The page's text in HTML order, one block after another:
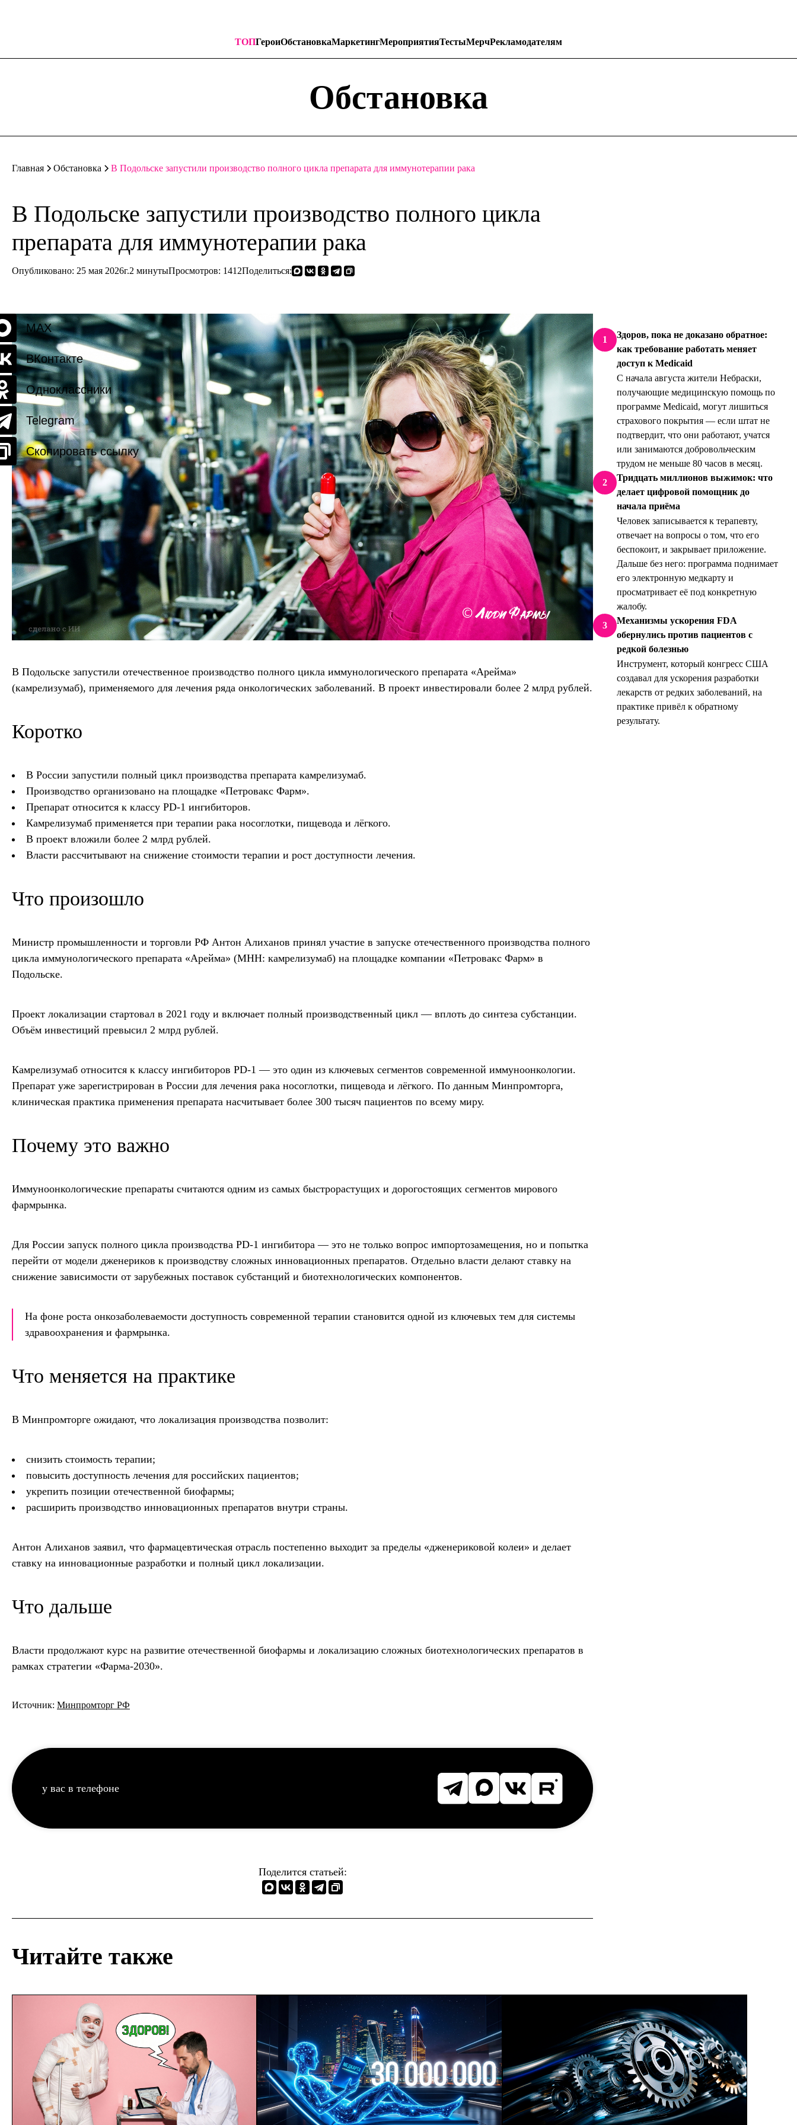
ТОПГероиОбстановкаМаркетингМероприятияТестыМерчРекламодателям
Обстановка
Главная Обстановка В Подольске запустили производство полного цикла препарата для иммунотерапии рака
В Подольске запустили производство полного цикла
препарата для иммунотерапии рака
Опубликовано: 25 мая 2026г.2 минутыПросмотров: 1412Поделиться:
MAX
ВКонтакте
Одноклассники
Telegram
Скопировать ссылку
В Подольске запустили отечественное производство полного цикла иммунологического препарата «Арейма»
(камрелизумаб), применяемого для лечения ряда онкологических заболеваний. В проект инвестировали более 2 млрд рублей.
Коротко
В России запустили полный цикл производства препарата камрелизумаб.
Производство организовано на площадке «Петровакс Фарм».
Препарат относится к классу PD-1 ингибиторов.
Камрелизумаб применяется при терапии рака носоглотки, пищевода и лёгкого.
В проект вложили более 2 млрд рублей.
Власти рассчитывают на снижение стоимости терапии и рост доступности лечения.
Что произошло
Министр промышленности и торговли РФ Антон Алиханов принял участие в запуске отечественного производства полного
цикла иммунологического препарата «Арейма» (МНН: камрелизумаб) на площадке компании «Петровакс Фарм» в
Подольске.
Проект локализации стартовал в 2021 году и включает полный производственный цикл — вплоть до синтеза субстанции.
Объём инвестиций превысил 2 млрд рублей.
Камрелизумаб относится к классу ингибиторов PD-1 — это один из ключевых сегментов современной иммуноонкологии.
Препарат уже зарегистрирован в России для лечения рака носоглотки, пищевода и лёгкого. По данным Минпромторга,
клиническая практика применения препарата насчитывает более 300 тысяч пациентов по всему миру.
Почему это важно
Иммуноонкологические препараты считаются одним из самых быстрорастущих и дорогостоящих сегментов мирового
фармрынка.
Для России запуск полного цикла производства PD-1 ингибитора — это не только вопрос импортозамещения, но и попытка
перейти от модели дженериков к производству сложных инновационных препаратов. Отдельно власти делают ставку на
снижение зависимости от зарубежных поставок субстанций и биотехнологических компонентов.
На фоне роста онкозаболеваемости доступность современной терапии становится одной из ключевых тем для системы
здравоохранения и фармрынка.
Что меняется на практике
В Минпромторге ожидают, что локализация производства позволит:
снизить стоимость терапии;
повысить доступность лечения для российских пациентов;
укрепить позиции отечественной биофармы;
расширить производство инновационных препаратов внутри страны.
Антон Алиханов заявил, что фармацевтическая отрасль постепенно выходит за пределы «дженериковой колеи» и делает
ставку на инновационные разработки и полный цикл локализации.
Что дальше
Власти продолжают курс на развитие отечественной биофармы и локализацию сложных биотехнологических препаратов в
рамках стратегии «Фарма-2030».
Источник: Минпромторг РФ
у вас в телефоне
Поделится статьей:
1
Здоров, пока не доказано обратное:
как требование работать меняет
доступ к Medicaid
С начала августа жители Небраски,
получающие медицинскую помощь по
программе Medicaid, могут лишиться
страхового покрытия — если штат не
подтвердит, что они работают, учатся
или занимаются добровольческим
трудом не меньше 80 часов в месяц.
2
Тридцать миллионов выжимок: что
делает цифровой помощник до
начала приёма
Человек записывается к терапевту,
отвечает на вопросы о том, что его
беспокоит, и закрывает приложение.
Дальше без него: программа поднимает
его электронную медкарту и
просматривает её под конкретную
жалобу.
3
Механизмы ускорения FDA
обернулись против пациентов с
редкой болезнью
Инструмент, который конгресс США
создавал для ускорения разработки
лекарств от редких заболеваний, на
практике привёл к обратному
результату.
Читайте также